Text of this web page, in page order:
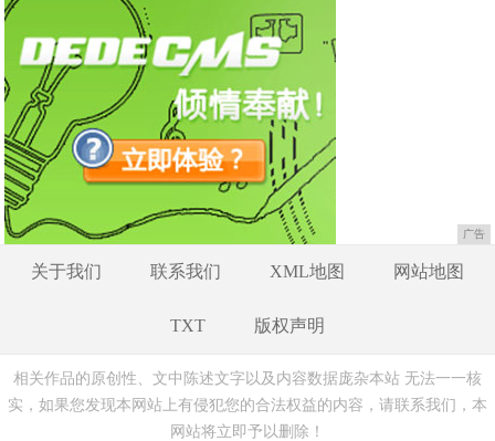
广告
关于我们 联系我们 XML地图 网站地图
TXT 版权声明
相关作品的原创性、文中陈述文字以及内容数据庞杂本站 无法一一核
实，如果您发现本网站上有侵犯您的合法权益的内容，请联系我们，本
网站将立即予以删除！